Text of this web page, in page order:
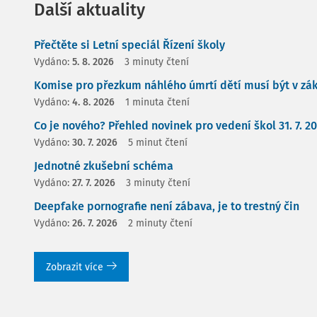
Další aktuality
Přečtěte si Letní speciál Řízení školy
Vydáno: 5. 8. 2026 3 minuty čtení
Komise pro přezkum náhlého úmrtí dětí musí být v
Vydáno: 4. 8. 2026 1 minuta čtení
Co je nového? Přehled novinek pro vedení škol 31. 7.
Vydáno: 30. 7. 2026 5 minut čtení
Jednotné zkušební schéma
Vydáno: 27. 7. 2026 3 minuty čtení
Deepfake pornografie není zábava, je to trestný čin
Vydáno: 26. 7. 2026 2 minuty čtení
Zobrazit více